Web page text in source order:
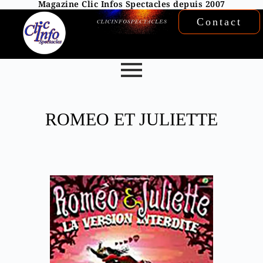
Magazine Clic Infos Spectacles depuis 2007
Contact
ROMEO ET JULIETTE